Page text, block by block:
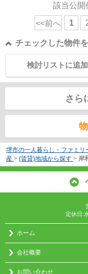
該当公開
<<前へ 1
チェックした物件
検討リストに追加
さら
堺市の一人暮らし・ファミ
産 > (賃貸)地域から探す > 岸
定休日:
ホーム
会社概要
お問い合わせ